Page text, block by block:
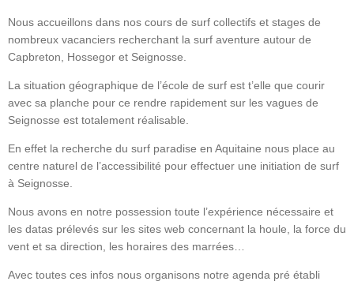
Nous accueillons dans nos cours de surf collectifs et stages de
nombreux vacanciers recherchant la surf aventure autour de
Capbreton, Hossegor et Seignosse.
La situation géographique de l’école de surf est t’elle que courir
avec sa planche pour ce rendre rapidement sur les vagues de
Seignosse est totalement réalisable.
En effet la recherche du surf paradise en Aquitaine nous place au
centre naturel de l’accessibilité pour effectuer une initiation de surf
à Seignosse.
Nous avons en notre possession toute l’expérience nécessaire et
les datas prélevés sur les sites web concernant la houle, la force du
vent et sa direction, les horaires des marrées…
Avec toutes ces infos nous organisons notre agenda pré établi